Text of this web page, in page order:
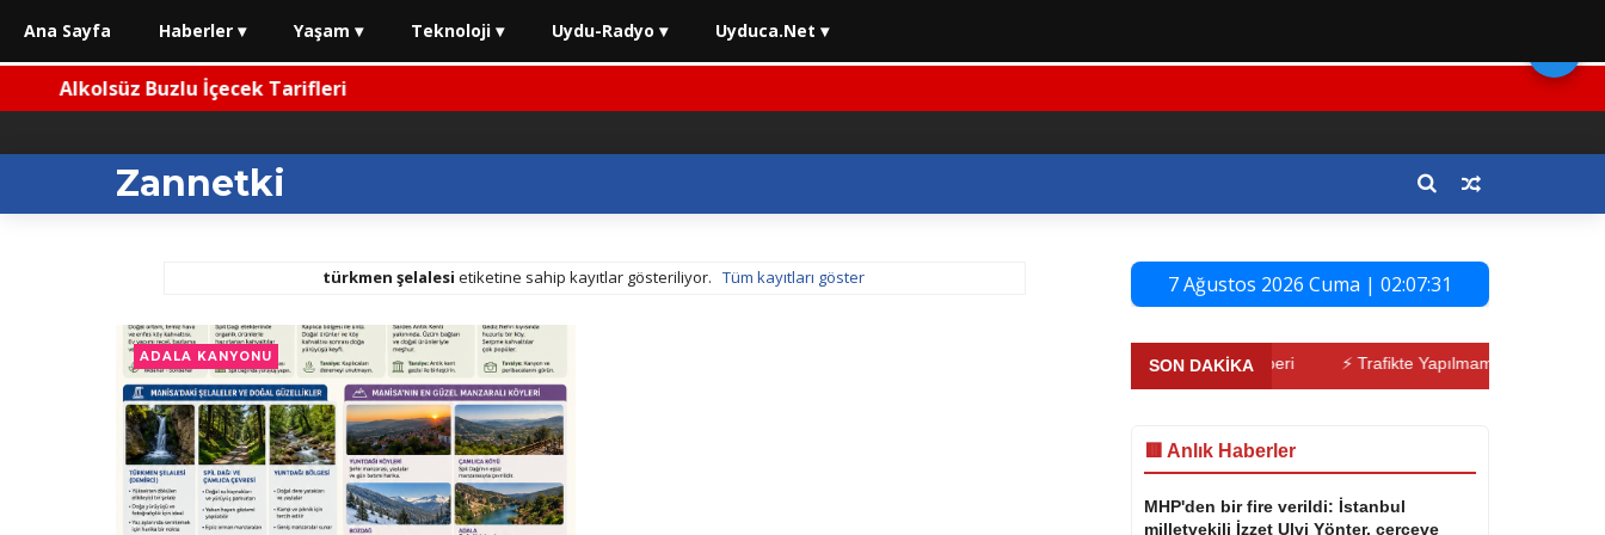
Alkolsüz Buzlu İçecek Tarifleri
Zannetki
türkmen şelalesi etiketine sahip kayıtlar gösteriliyor. Tüm kayıtları göster
ADALA KANYONU
7 Ağustos 2026 Cuma | 02:07:32
SON DAKİKA
⚡ Kademeli Emeklilikte Son Durum (Haziran 2026) ⚡ 2026 En İyi Yatırım Araçları Rehberi ⚡ Trafikte Yapılmaması Gerekenler
🟥 Anlık Haberler
MHP'den bir fire verildi: İstanbul
milletvekili İzzet Ulvi Yönter, çerçeve
Ana Sayfa Haberler ▾ Yaşam ▾ Teknoloji ▾ Uydu-Radyo ▾ Uyduca.Net ▾